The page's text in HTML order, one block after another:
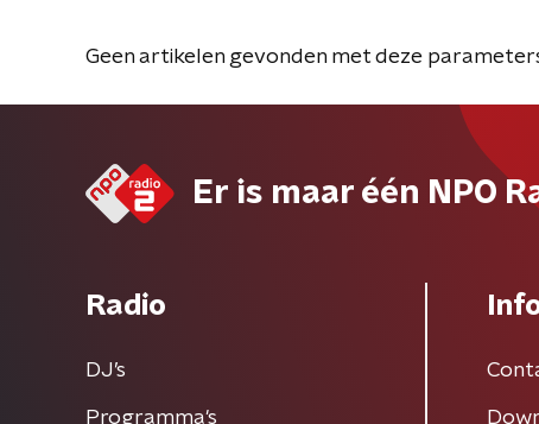
Geen artikelen gevonden met deze
Er is maar één NPO
Radio
DJ’s
Programma's